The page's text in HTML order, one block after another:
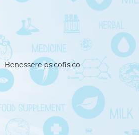
Benessere psicofisico